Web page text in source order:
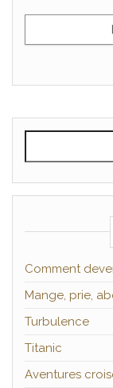
Comment
Mange, prie,
Turbulence
Titanic
Aventures